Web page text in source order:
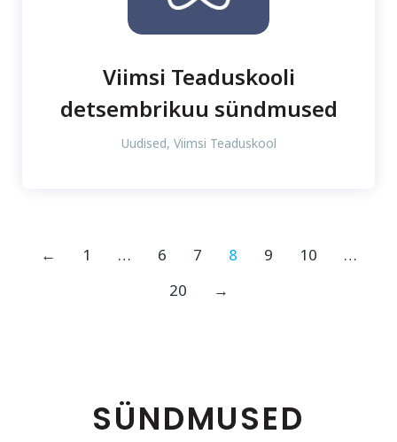
Viimsi Teaduskooli
detsembrikuu sündmused
Uudised, Viimsi Teaduskool
← 1 … 6 7 8 9 10
…
20
→
SÜNDMUSED